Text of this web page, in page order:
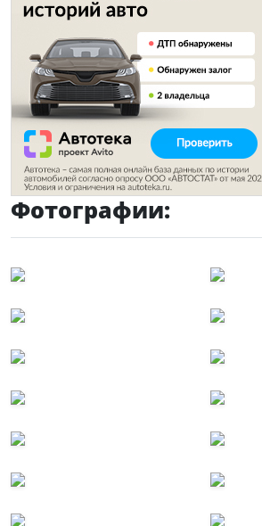
Фотографии: